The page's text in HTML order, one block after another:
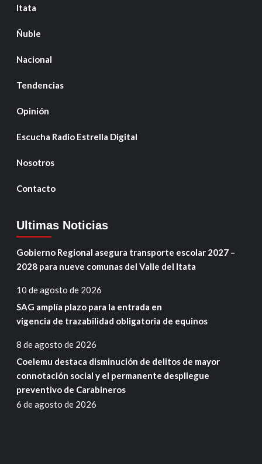
Itata
Ñuble
Nacional
Tendencias
Opinión
Escucha Radio Estrella Digital
Nosotros
Contacto
Ultimas Noticias
Gobierno Regional asegura transporte escolar 2027 –
2028 para nueve comunas del Valle del Itata
10 de agosto de 2026
SAG amplía plazo para la entrada en
vigencia de trazabilidad obligatoria de equinos
8 de agosto de 2026
Coelemu destaca disminución de delitos de mayor
connotación social y el permanente despliegue
preventivo de Carabineros
6 de agosto de 2026